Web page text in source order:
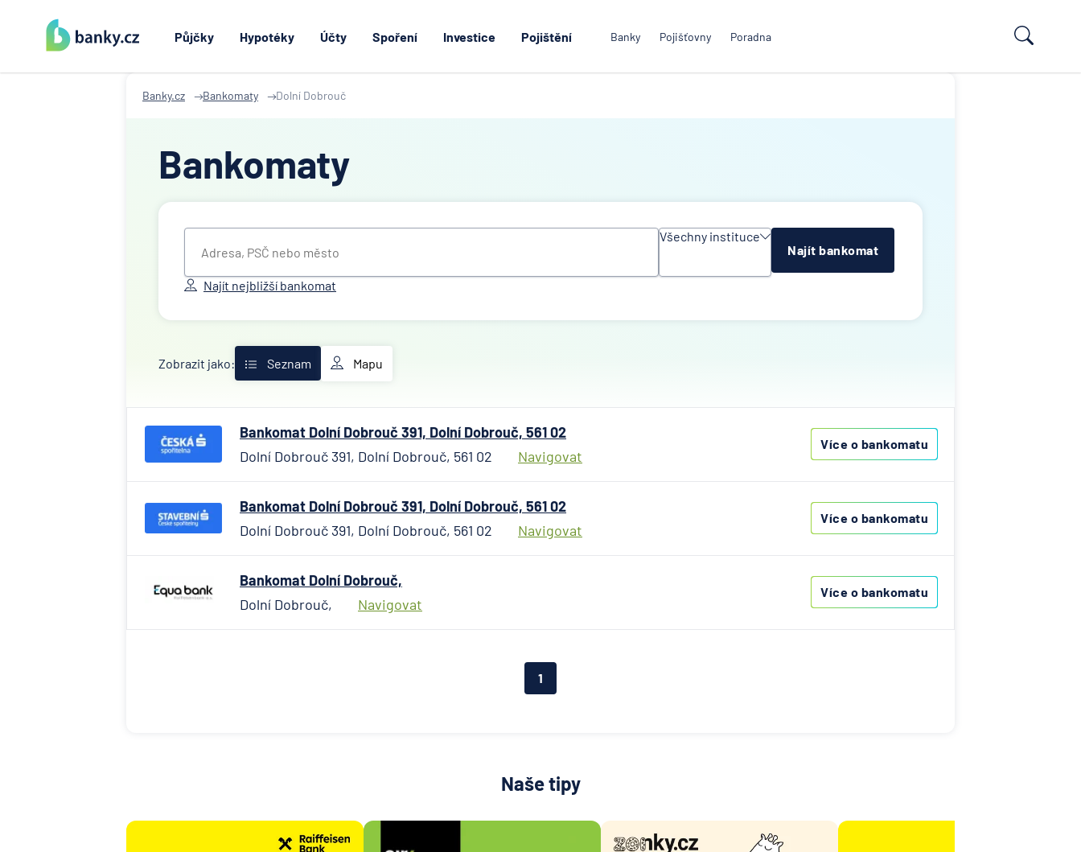
Půjčky Hypotéky Účty Spoření Investice Pojištění Banky Pojišťovny Poradna
Banky.cz Bankomaty Dolní Dobrouč
Bankomaty
Všechny instituce
instituce
Česká
spořitelna
Najít bankomat
Najít nejbližší bankomat
Zobrazit jako: Seznam Mapu
Bankomat Dolní Dobrouč 391, Dolní Dobrouč, 561 02
Dolní Dobrouč 391, Dolní Dobrouč, 561 02
Navigovat
Více o bankomatu
Bankomat Dolní Dobrouč 391, Dolní Dobrouč, 561 02
Dolní Dobrouč 391, Dolní Dobrouč, 561 02
Navigovat
Více o bankomatu
Bankomat Dolní Dobrouč,
Dolní Dobrouč,
Navigovat
Více o bankomatu
1
Naše tipy